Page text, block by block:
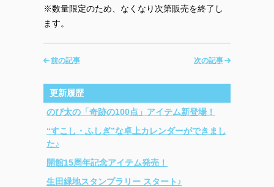
※数量限定のため、なくなり次第販売を終了し
ます。
次の記事
前の記事
更新履歴
のび太の「奇跡の100点」アイテム新登場！
“すこし・ふしぎ”な卓上カレンダーができまし
た♪
開館15周年記念アイテム発売！
生田緑地スタンプラリー スタート♪